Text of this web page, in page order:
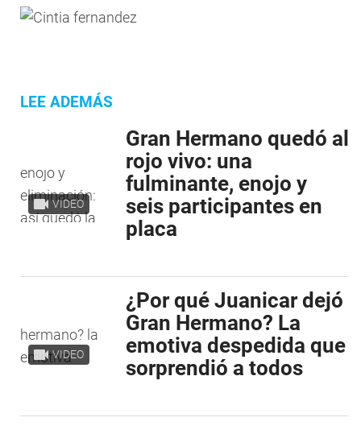
LEE ADEMÁS
VIDEO
Gran Hermano quedó al
rojo vivo: una
fulminante, enojo y
seis participantes en
placa
VIDEO
¿Por qué Juanicar dejó
Gran Hermano? La
emotiva despedida que
sorprendió a todos